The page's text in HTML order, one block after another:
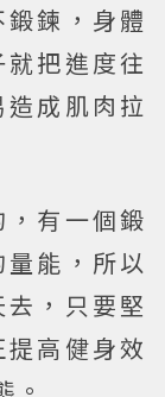
鍊，身體
把進度往
成肌肉拉
有一個鍛
能，所以
，只要堅
高健身效
。